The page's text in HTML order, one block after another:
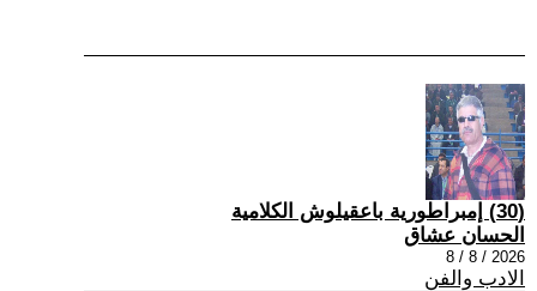
(30) إمبراطورية باعقيلوش الكلامية
الحسان عشاق
2026 / 8 / 8
الادب والفن